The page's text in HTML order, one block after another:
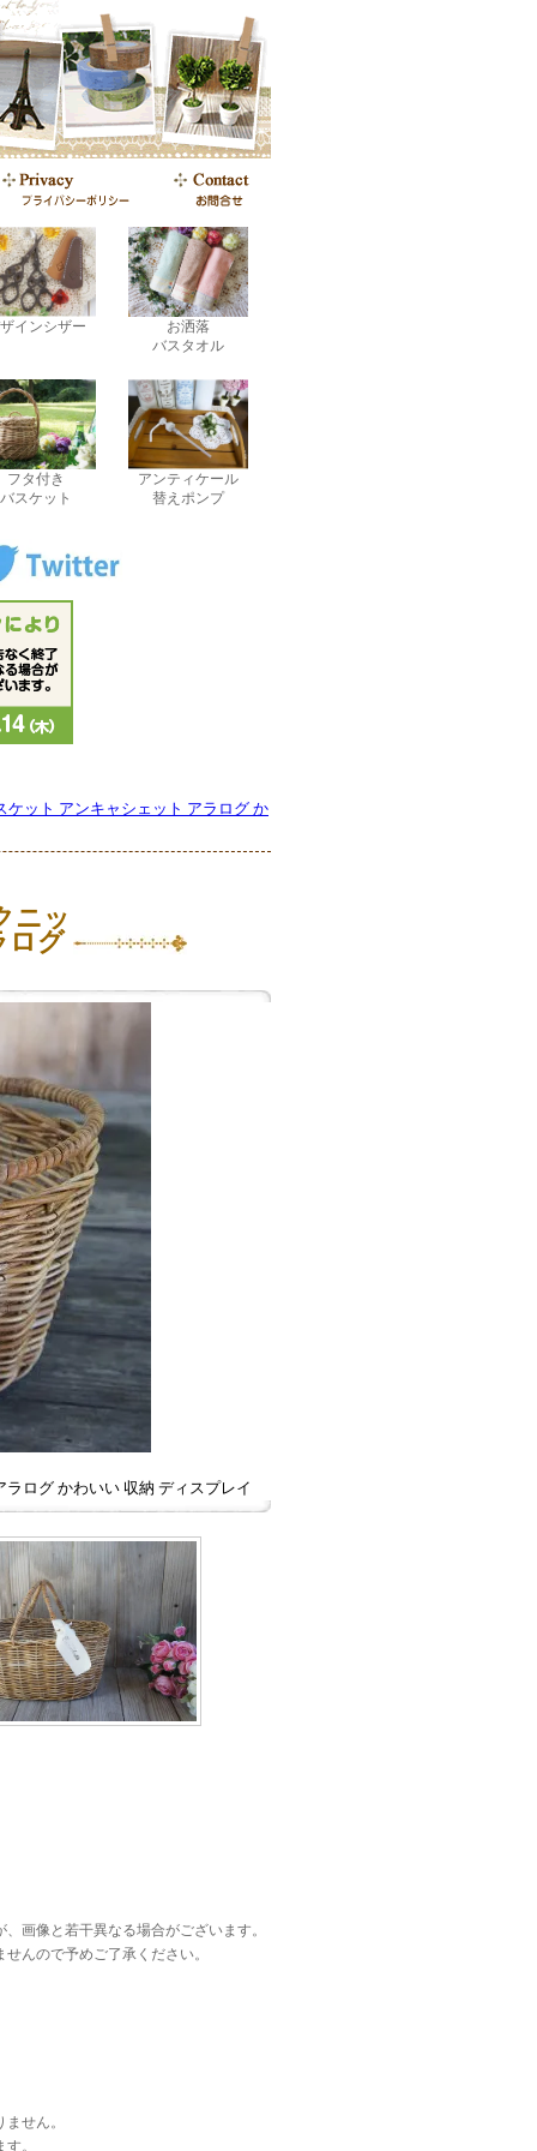
インシザー
お洒落
バスタオル
フタ付き
バスケット
アンティケール
替えポンプ
ケット アンキャシェット アラログ か
ニッ
ログ
ログ かわいい 収納 ディスプレイ
画像と若干異なる場合がございます。
んので予めご了承ください。
せん。
。